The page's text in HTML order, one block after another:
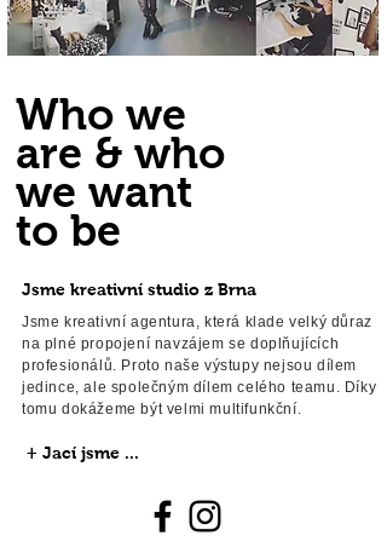
Who we
are & who
we want
to be
Jsme kreativní agentura, která klade velký důraz
na plné propojení navzájem se doplňujících
profesionálů. Proto naše výstupy nejsou dílem
jedince, ale společným dílem celého teamu. Díky
tomu dokážeme být velmi multifunkční.
Jsme kreativní studio z Brna
+ Jací jsme ...